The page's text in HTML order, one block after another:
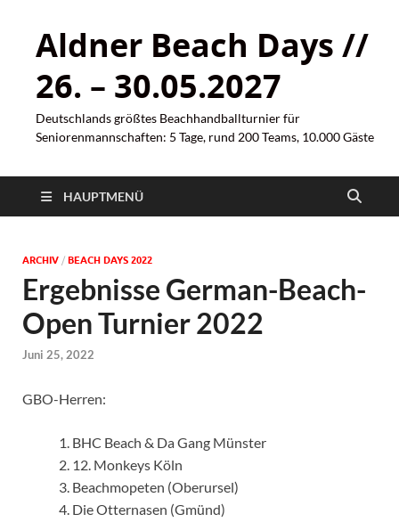
Aldner Beach Days //
26. – 30.05.2027
Deutschlands größtes Beachhandballturnier für
Seniorenmannschaften: 5 Tage, rund 200 Teams, 10.000 Gäste
HAUPTMENÜ
ARCHIV / BEACH DAYS 2022
Ergebnisse German-Beach-
Open Turnier 2022
Juni 25, 2022
GBO-Herren:
BHC Beach & Da Gang Münster
12. Monkeys Köln
Beachmopeten (Oberursel)
Die Otternasen (Gmünd)